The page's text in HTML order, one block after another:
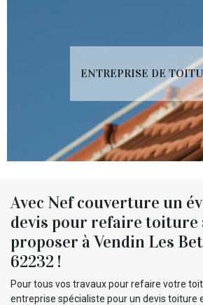
ENTREPRISE DE
Avec Nef couverture un
devis pour refaire toiture
proposer à Vendin Les
62232 !
Pour tous vos travaux pour refaire votre
entreprise spécialiste pour un devis toiture